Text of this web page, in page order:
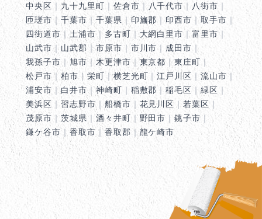
中央区 ｜ 九十九里町 ｜ 佐倉市 ｜ 八千代市 ｜ 八街市 ｜
匝瑳市 ｜ 千葉市 ｜ 千葉県 ｜ 印旛郡 ｜ 印西市 ｜取手市 ｜
四街道市｜土浦市｜ 多古町 ｜大網白里市 ｜富里市 ｜
山武市｜ 山武郡 ｜市原市 ｜ 市川市 ｜ 成田市 ｜
我孫子市｜旭市 ｜ 木更津市 ｜東京都 ｜東庄町 ｜
松戸市 ｜ 柏市 ｜ 栄町 ｜横芝光町 ｜江戸川区 ｜流山市 ｜
浦安市 ｜白井市 ｜神崎町 ｜ 稲敷郡 ｜稲毛区 ｜緑区 ｜
美浜区 ｜ 習志野市 ｜ 船橋市 ｜ 花見川区 ｜若葉区 ｜
茂原市 ｜ 茨城県｜酒々井町 ｜ 野田市 ｜銚子市 ｜
鎌ケ谷市｜ 香取市 ｜香取郡 ｜ 龍ケ崎市